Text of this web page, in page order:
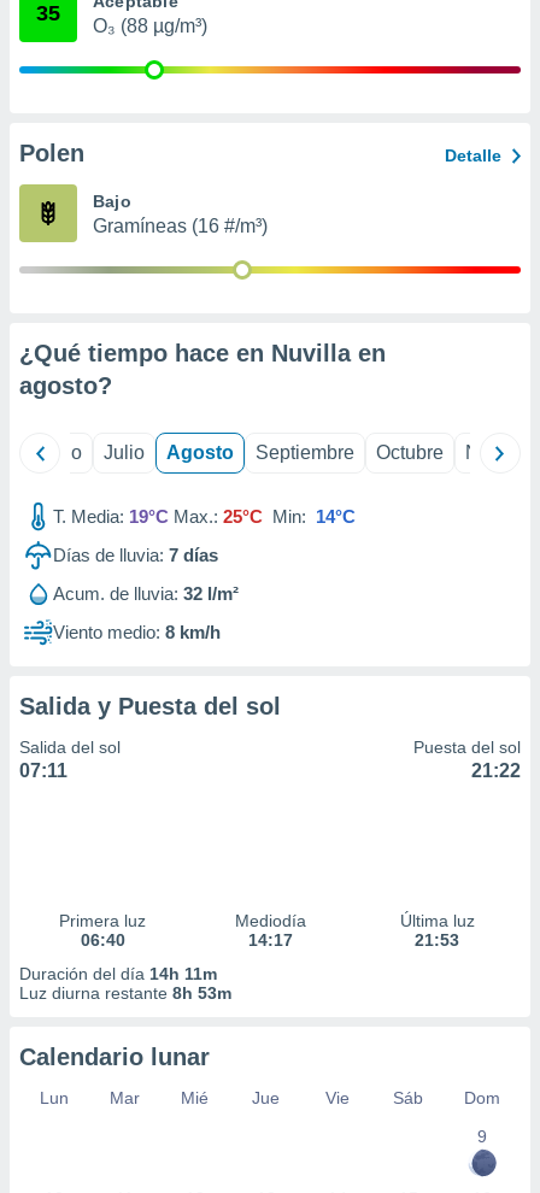
publicidad
de
1199
35
O₃ (88 µg/m³)
Polen Detalle
Bajo
Gramíneas (16 #/m³)
¿Qué tiempo hace en Nuvilla en
agosto?
Junio Julio Agosto Septiembre Octubre
T. Media: 19°C Max.: 25°C Min: 14°C
Días de lluvia: 7 días
Acum. de lluvia: 32 l/m²
Viento medio: 8 km/h
Salida y Puesta del sol
Salida del sol
07:11
Puesta del sol
21:22
Primera luz
06:40
Mediodía
14:17
Última luz
21:53
Duración del día 14h 11m
Luz diurna restante 8h 53m
Calendario lunar
Lun Mar Mié Jue Vie Sáb
Dom
9